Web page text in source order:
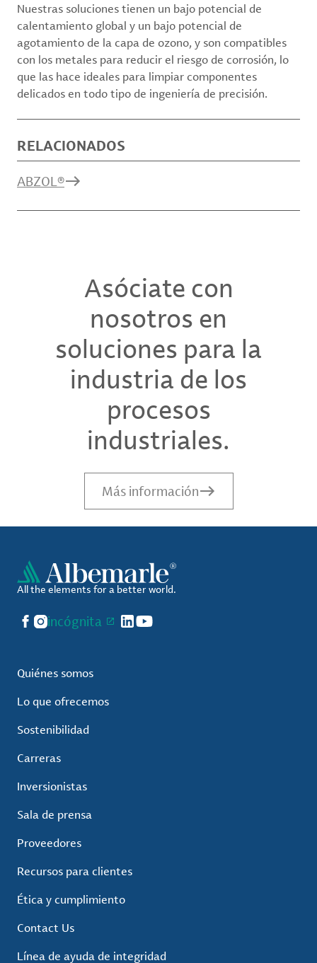
Nuestras soluciones tienen un bajo potencial de
calentamiento global y un bajo potencial de
agotamiento de la capa de ozono, y son compatibles
con los metales para reducir el riesgo de corrosión, lo
que las hace ideales para limpiar componentes
delicados en todo tipo de ingeniería de precisión.
RELACIONADOS
ABZOL®
Asóciate con
nosotros en
soluciones para la
industria de los
procesos
industriales.
Más información
All the elements for a better world.
Facebook
Instagram
incógnita LinkedIn
YouTube
Quiénes somos
Lo que ofrecemos
Sostenibilidad
Carreras
Inversionistas
Sala de prensa
Proveedores
Recursos para clientes
Ética y cumplimiento
Contact Us
Línea de ayuda de integridad